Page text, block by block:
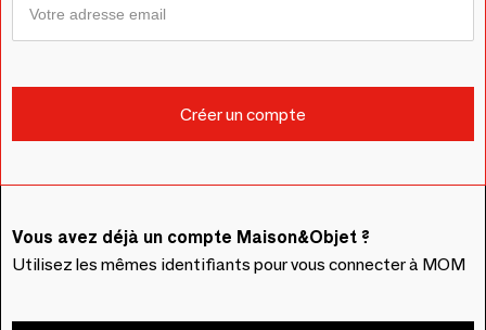
Vous avez déjà un compte Maison&Objet ?
Utilisez les mêmes identifiants pour vous connecter à MOM